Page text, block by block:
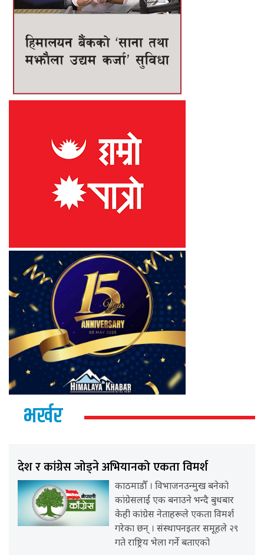
भर्खर
देश र कांग्रेस जोड्ने अभियानको एकता विमर्श
काठमाडौँ । विभाजनउन्मुख बनेको
कांग्रेसलाई एक बनाउने भन्दै बुधबार
केही कांग्रेस नेताहरूले एकता विमर्श
गरेका छन् । संस्थापनइतर समूहले २९
गते राष्ट्रिय भेला गर्ने बताएको